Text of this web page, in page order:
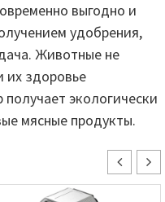
выгодно и
удобрения,
Животные не
их здоровье
экологически
мясные продукты.